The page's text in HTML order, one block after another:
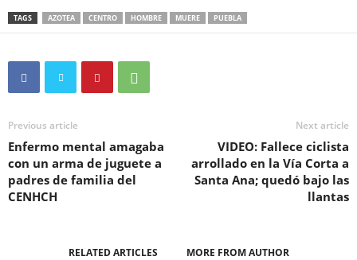
TAGS AZOTEA CENTRO HOMBRE MUERE PUEBLA
Previous article
Enfermo mental amagaba
con un arma de juguete a
padres de familia del
CENHCH
Next article
VIDEO: Fallece ciclista
arrollado en la Vía Corta a
Santa Ana; quedó bajo las
llantas
RELATED ARTICLES MORE FROM AUTHOR